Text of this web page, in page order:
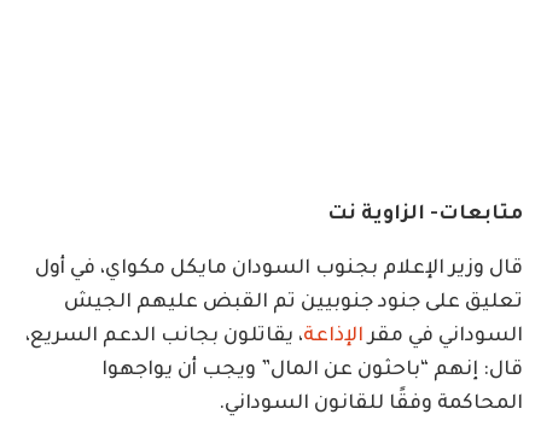
متابعات- الزاوية نت
قال وزير الإعلام بجنوب السودان مايكل مكواي، في أول
تعليق على جنود جنوبيين تم القبض عليهم الجيش
السوداني في مقرالإذاعة، يقاتلون بجانب الدعم السريع،
قال: إنهم “باحثون عن المال” ويجب أن يواجهوا
المحاكمة وفقًا للقانون السوداني.